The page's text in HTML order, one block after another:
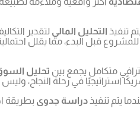
تنفيذ التحليل المالي لتقدير
قبل البدء، مما يقلل احتمالية
متكامل يجمع بين تحليل
استراتيجيًا في رحلة النجاح،
يتم تنفيذ دراسة جدوى بطريقة